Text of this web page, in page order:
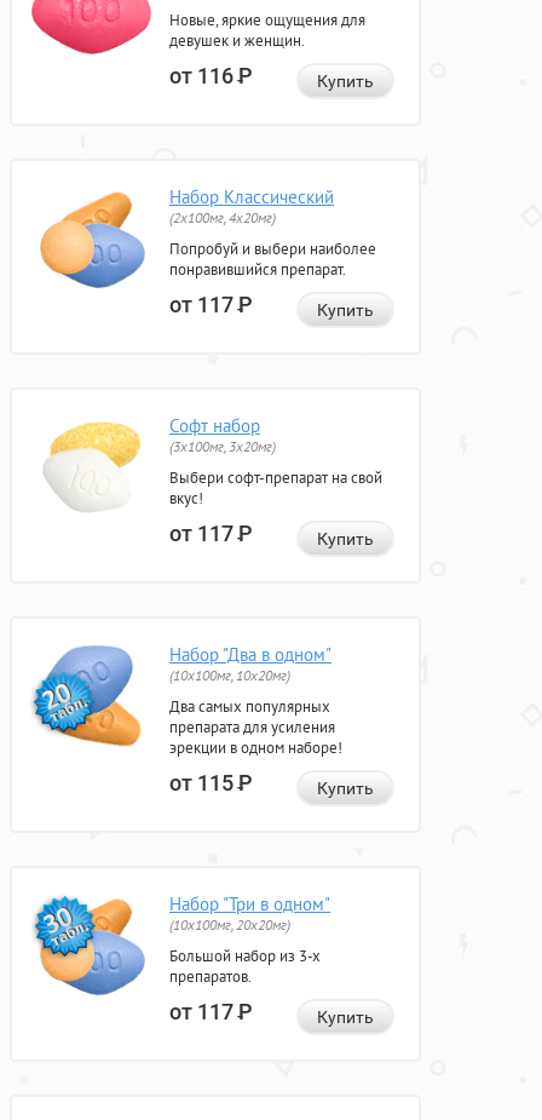
Новые, яркие ощущения для
девушек и женщин.
от 116Р Купить
Набор Классический
(2x100мг, 4x20мг)
Попробуй и выбери наиболее
понравившийся препарат.
от 117Р Купить
Софт набор
(3x100мг, 3x20мг)
Выбери софт-препарат на свой
вкус!
от 117Р Купить
Набор "Два в одном"
(10x100мг, 10x20мг)
Два самых популярных
препарата для усиления
эрекции в одном наборе!
от 115Р Купить
Набор "Три в одном"
(10x100мг, 20x20мг)
Большой набор из 3-х
препаратов.
от 117Р Купить